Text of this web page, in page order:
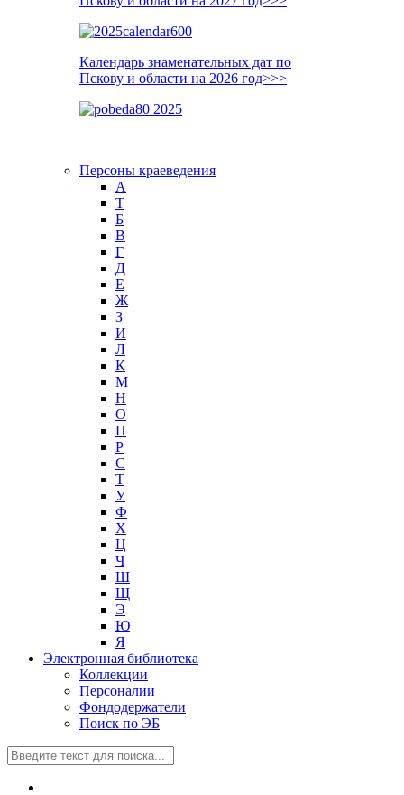
Календарь знаменательных дат по
Пскову и области на 2026 год>>>
Персоны краеведения
А
T
Б
В
Г
Д
Е
Ж
З
И
Л
К
М
Н
О
П
Р
С
Т
У
Ф
Х
Ц
Ч
Ш
Щ
Э
Ю
Я
Электронная библиотека
Коллекции
Персоналии
Фондодержатели
Поиск по ЭБ